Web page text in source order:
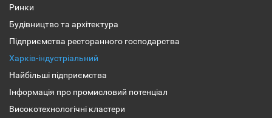
Ринки
Будівництво та архітектура
Підприємства ресторанного господарства
Харків-індустріальний
Найбільші підприємства
Інформація про промисловий потенціал
Високотехнологічні кластери